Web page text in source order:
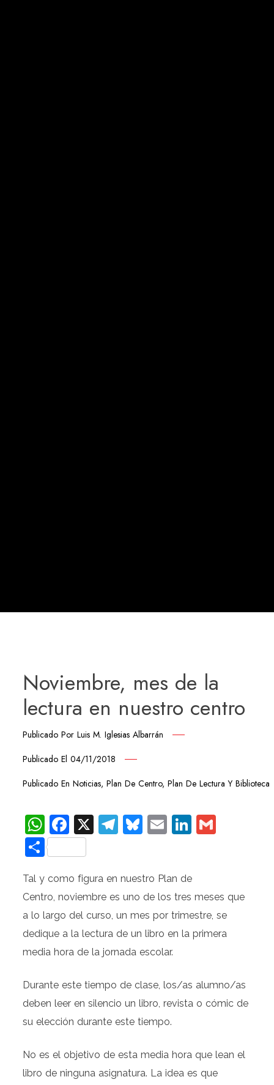
Noviembre, mes de la
lectura en nuestro centro
Publicado PorLuis M. Iglesias Albarrán
Publicado El04/11/2018
Publicado EnNoticias,Plan De Centro,Plan De Lectura Y Biblioteca
WhatsApp
Facebook
X Telegram
Bluesky
EmailLinkedIn
Compartir
Tal y como figura en nuestro Plan de
Centro, noviembre es uno de los tres meses que
a lo largo del curso, un mes por trimestre, se
dedique a la lectura de un libro en la primera
media hora de la jornada escolar.
Durante este tiempo de clase, los/as alumno/as
deben leer en silencio un libro, revista o cómic de
su elección durante este tiempo.
No es el objetivo de esta media hora que lean el
libro de ninguna asignatura. La idea es que